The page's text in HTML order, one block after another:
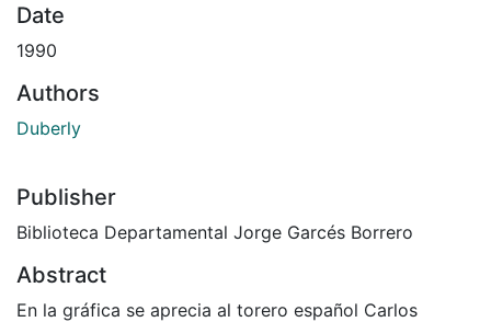
Date
1990
Authors
Duberly
Publisher
Biblioteca Departamental Jorge Garcés Borrero
Abstract
En la gráfica se aprecia al torero español Carlos